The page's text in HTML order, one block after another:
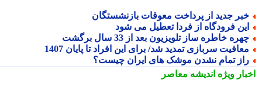
جدید از پرداخت معوقات بازنشستگان
فرودگاه از فردا تعطیل می شود
خاطره ساز تلویزیون بعد از 33 سال برگشت
سربازی تمدید شد/ برای این افراد تا پایان 1407
تمام نشدن موشک های ایران چیست؟
ویژهاندیشه معاصر